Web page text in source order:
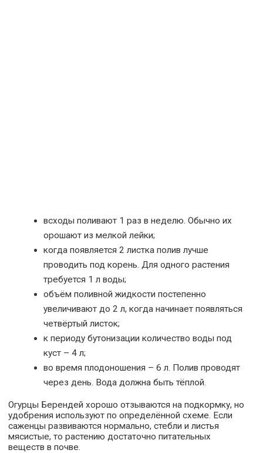
всходы поливают 1 раз в неделю. Обычно их
орошают из мелкой лейки;
когда появляется 2 листка полив лучше
проводить под корень. Для одного растения
требуется 1 л воды;
объём поливной жидкости постепенно
увеличивают до 2 л, когда начинает появляться
четвёртый листок;
к периоду бутонизации количество воды под
куст – 4 л;
во время плодоношения – 6 л. Полив проводят
через день. Вода должна быть тёплой.
Огурцы Берендей хорошо отзываются на подкормку, но
удобрения используют по определённой схеме. Если
саженцы развиваются нормально, стебли и листья
мясистые, то растению достаточно питательных
веществ в почве.